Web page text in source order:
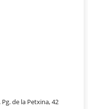
de la Petxina, 42